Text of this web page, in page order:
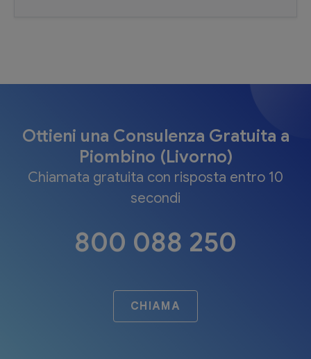
Ottieni una Consulenza Gratuita a
Piombino (Livorno)
Chiamata gratuita con risposta entro 10
secondi
800 088 250
CHIAMA